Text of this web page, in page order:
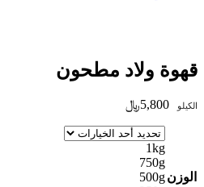
قهوة ولاد مطحون
الكيلو 5,800﷼
الوزن
1kg
750g
500g